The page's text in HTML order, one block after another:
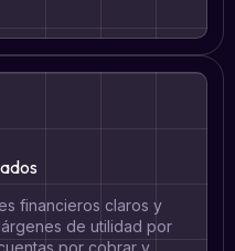
financieros claros y
de utilidad por